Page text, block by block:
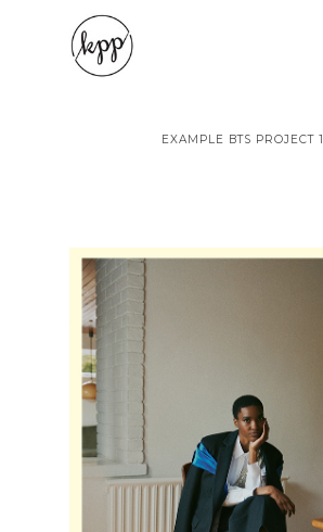
EXAMPLE BTS PROJECT 1